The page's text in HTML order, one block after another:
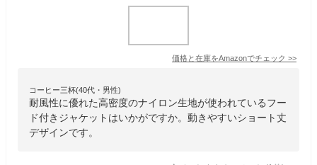
価格と在庫をAmazonでチェック >>
コーヒー三杯(40代・男性)
耐風性に優れた高密度のナイロン生地が使われているフー
ド付きジャケットはいかがですか。動きやすいショート丈
デザインです。